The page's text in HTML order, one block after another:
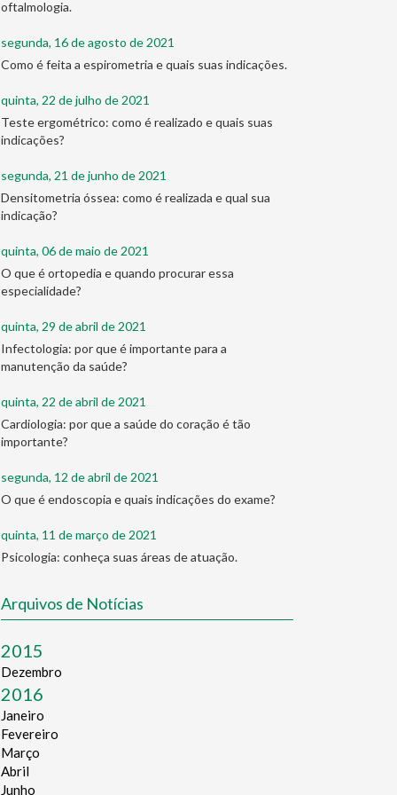
oftalmologia.
segunda, 16 de agosto de 2021
Como é feita a espirometria e quais suas indicações.
quinta, 22 de julho de 2021
Teste ergométrico: como é realizado e quais suas
indicações?
segunda, 21 de junho de 2021
Densitometria óssea: como é realizada e qual sua
indicação?
quinta, 06 de maio de 2021
O que é ortopedia e quando procurar essa
especialidade?
quinta, 29 de abril de 2021
Infectologia: por que é importante para a
manutenção da saúde?
quinta, 22 de abril de 2021
Cardiologia: por que a saúde do coração é tão
importante?
segunda, 12 de abril de 2021
O que é endoscopia e quais indicações do exame?
quinta, 11 de março de 2021
Psicologia: conheça suas áreas de atuação.
Arquivos de Notícias
2015
Dezembro
2016
Janeiro
Fevereiro
Março
Abril
Junho